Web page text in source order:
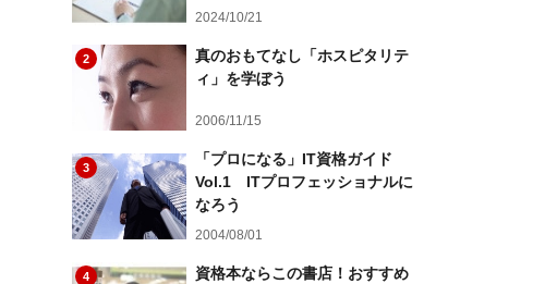
2024/10/21
2
真のおもてなし「ホスピタリテ
ィ」を学ぼう
2006/11/15
3
「プロになる」IT資格ガイド
Vol.1 ITプロフェッショナルに
なろう
2004/08/01
4
資格本ならこの書店！おすすめ